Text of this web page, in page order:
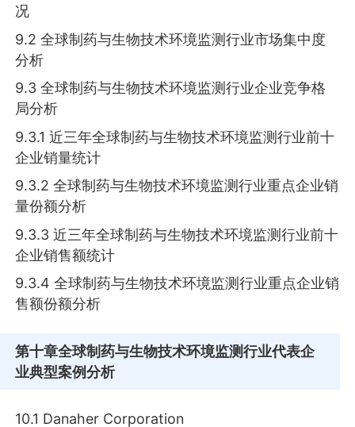
况
9.2 全球制药与生物技术环境监测行业市场集中度
分析
9.3 全球制药与生物技术环境监测行业企业竞争格
局分析
9.3.1 近三年全球制药与生物技术环境监测行业前十
企业销量统计
9.3.2 全球制药与生物技术环境监测行业重点企业销
量份额分析
9.3.3 近三年全球制药与生物技术环境监测行业前十
企业销售额统计
9.3.4 全球制药与生物技术环境监测行业重点企业销
售额份额分析
第十章全球制药与生物技术环境监测行业代表企
业典型案例分析
10.1 Dаnаhеr Соrроrаtіоn